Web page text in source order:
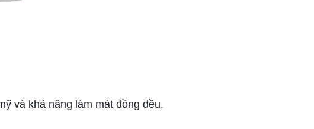
và khả năng làm mát đồng đều.